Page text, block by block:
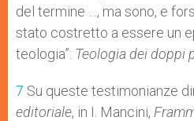
del termine …, ma sono, e
stato costretto a essere un
teologia”: Teologia dei doppi
7 Su queste testimonianze
editoriale, in I. Mancini,